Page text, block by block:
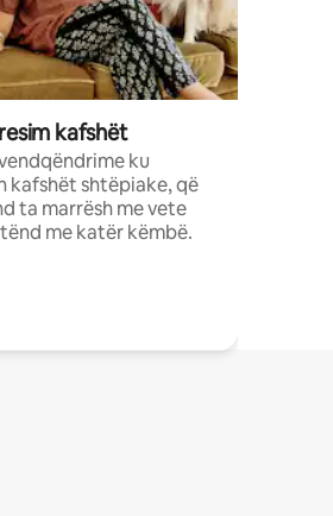
kafshët
ku
kafshët shtëpiake, që
ta marrësh me vete
me katër këmbë.